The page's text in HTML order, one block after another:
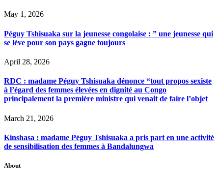
May 1, 2026
Péguy Tshisuaka sur la jeunesse congolaise : ” une jeunesse qui
se lève pour son pays gagne toujours
April 28, 2026
RDC : madame Péguy Tshisuaka dénonce “tout propos sexiste
à l’égard des femmes élevées en dignité au Congo
principalement la première ministre qui venait de faire l’objet
March 21, 2026
Kinshasa : madame Péguy Tshisuaka a pris part en une activité
de sensibilisation des femmes à Bandalungwa
About